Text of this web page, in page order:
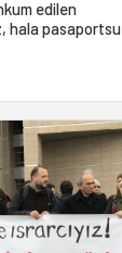
edilen
hala